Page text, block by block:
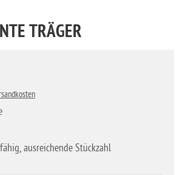
TRÄGER
ausreichende Stückzahl